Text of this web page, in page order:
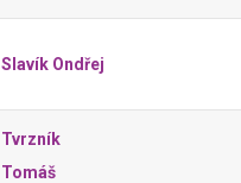
Slavík Ondřej
Tvrzník
Tomáš